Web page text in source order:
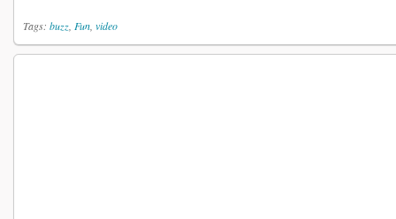
Tags: buzz Fun video